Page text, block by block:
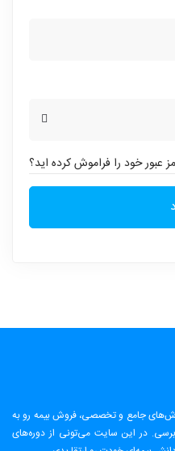
عبور خود را فراموش کرده اید؟
جامع و تخصصی، فروش بیمه رو به
در این سایت می‌تونی از دوره‌های